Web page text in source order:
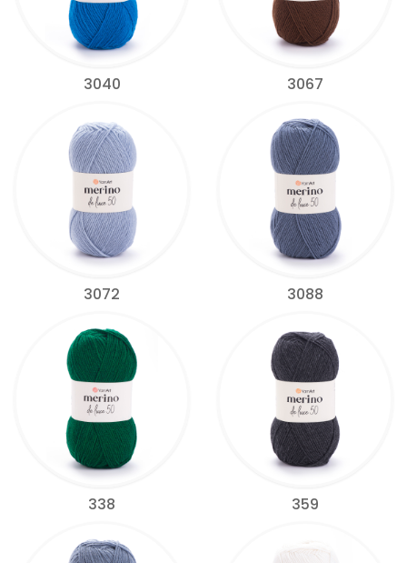
3040 3067
3072 3088
338 359